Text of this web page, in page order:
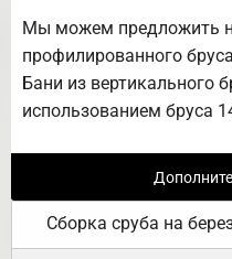
Мы можем предложить
профилированного
Бани из вертикального
использованием бруса
Сборка сруба на